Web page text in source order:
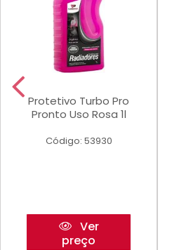
Protetivo Turbo Pro
Pronto Uso Rosa 1l
Código: 53930
Ver
preço